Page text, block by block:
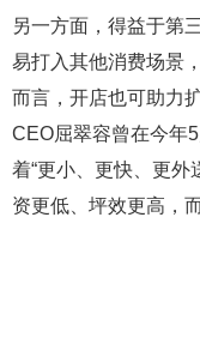
另一方面，得益于第
易打入其他消费场景
而言，开店也可助力
CEO屈翠容曾在今年
着“更小、更快、更外
资更低、坪效更高，